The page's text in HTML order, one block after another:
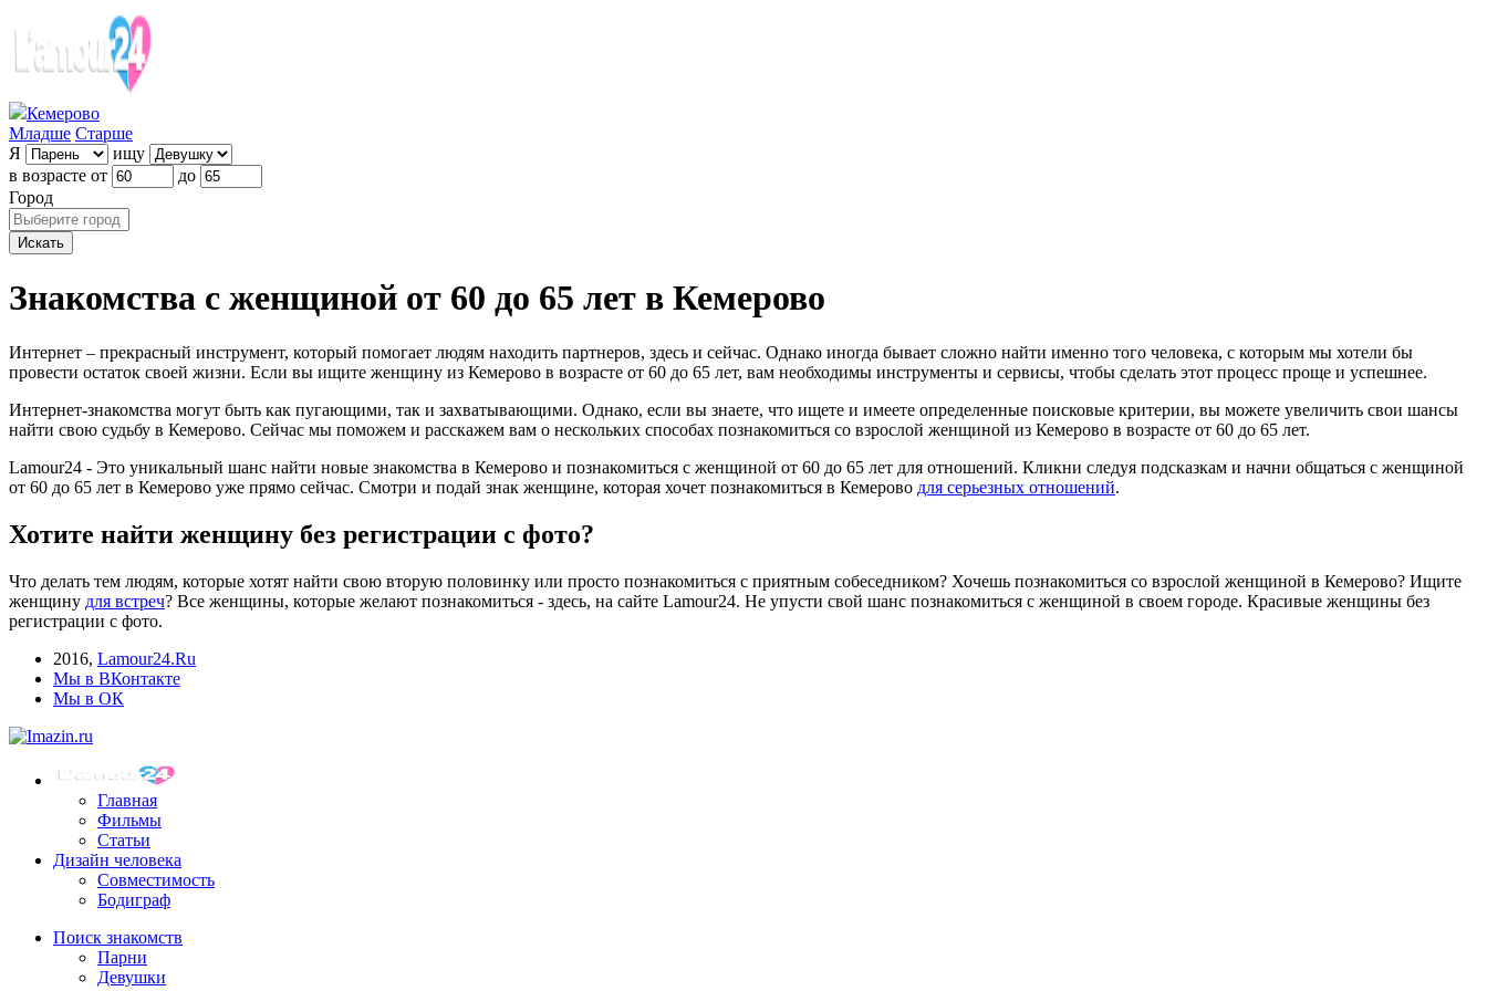
Кемерово
Младше Старше
Я
ищу
в возрасте от
до
Город
Знакомства с женщиной от 60 до 65 лет в Кемерово
Интернет – прекрасный инструмент, который помогает людям находить партнеров, здесь и сейчас. Однако иногда бывает сложно найти именно того человека, с которым мы хотели бы
провести остаток своей жизни. Если вы ищите женщину из Кемерово в возрасте от 60 до 65 лет, вам необходимы инструменты и сервисы, чтобы сделать этот процесс проще и успешнее.
Интернет-знакомства могут быть как пугающими, так и захватывающими. Однако, если вы знаете, что ищете и имеете определенные поисковые критерии, вы можете увеличить свои шансы
найти свою судьбу в Кемерово. Сейчас мы поможем и расскажем вам о нескольких способах познакомиться cо взрослой женщиной из Кемерово в возрасте от 60 до 65 лет.
Lamour24 - Это уникальный шанс найти новые знакомства в Кемерово и познакомиться с женщиной от 60 до 65 лет для отношений. Кликни следуя подсказкам и начни общаться с женщиной
от 60 до 65 лет в Кемерово уже прямо сейчас. Смотри и подай знак женщине, которая хочет познакомиться в Кемерово для серьезных отношений.
Хотите найти женщину без регистрации с фото?
Что делать тем людям, которые хотят найти свою вторую половинку или просто познакомиться с приятным собеседником? Хочешь познакомиться cо взрослой женщиной в Кемерово? Ищите
женщину для встреч? Все женщины, которые желают познакомиться - здесь, на сайте Lamour24. Не упусти свой шанс познакомиться с женщиной в своем городе. Красивые женщины без
регистрации с фото.
2016, Lamour24.Ru
Мы в ВКонтакте
Мы в ОК
Главная
Фильмы
Статьи
Дизайн человека
Совместимость
Бодиграф
Поиск знакомств
Парни
Девушки